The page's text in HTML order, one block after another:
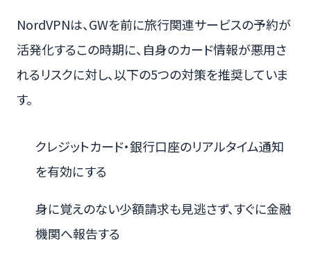
NordVPNは、GWを前に旅行関連サービスの予約が
活発化するこの時期に、自身のカード情報が悪用さ
れるリスクに対し、以下の5つの対策を推奨していま
す。
クレジットカード・銀行口座のリアルタイム通知
を有効にする
身に覚えのない少額請求も見逃さず、すぐに金融
機関へ報告する